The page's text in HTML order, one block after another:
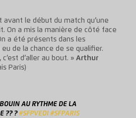
avant le début du match qu’une
On a mis la manière de côté face
a été présents dans les
de la chance de se qualifier.
d’aller au bout. » Arthur
Paris)
AU RYTHME DE LA
?? ?#SFPVEDI #SFPARIS